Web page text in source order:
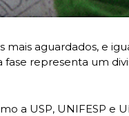
aguardados, e
representa um
a USP, UNIFESP e